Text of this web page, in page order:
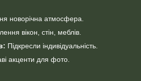
новорічна атмосфера.
вікон, стін, меблів.
Підкресли індивідуальність.
акценти для фото.